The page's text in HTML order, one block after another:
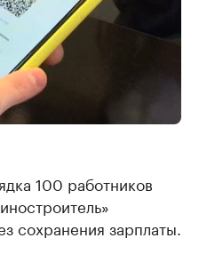
100 работников
сохранения зарплаты.